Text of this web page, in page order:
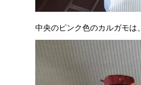
中央のピンク色のカルガモは、